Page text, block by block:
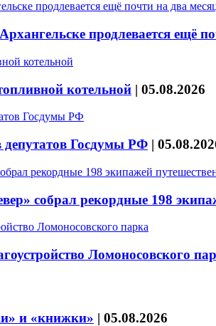
продлевается ещё
котельной | 05.08.2026
депутатов Госдумы РФ |
собрал рекордные 198
Ломоносовского
и «книжки» | 05.08.2026